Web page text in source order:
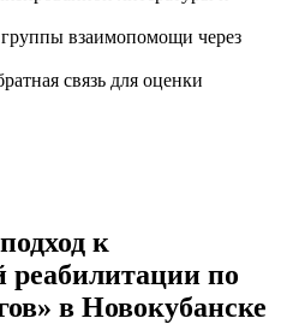
взаимопомощи через
связь для оценки
к
реабилитации по
в Новокубанске